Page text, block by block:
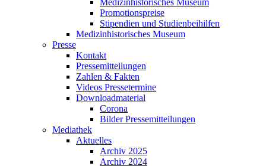
Medizinhistorisches Museum
Promotionspreise
Stipendien und Studienbeihilfen
Medizinhistorisches Museum
Presse
Kontakt
Pressemitteilungen
Zahlen & Fakten
Videos Pressetermine
Downloadmaterial
Corona
Bilder Pressemitteilungen
Mediathek
Aktuelles
Archiv 2025
Archiv 2024